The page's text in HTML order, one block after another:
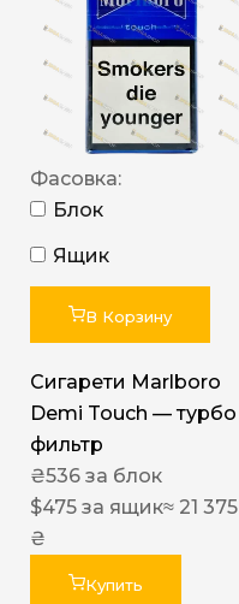
Фасовка:
Блок
Ящик
В Корзину
Сигарети Marlboro
Demi Touch — турбо
фильтр
₴536 за блок
$475 за ящик≈ 21 375
₴
Купить